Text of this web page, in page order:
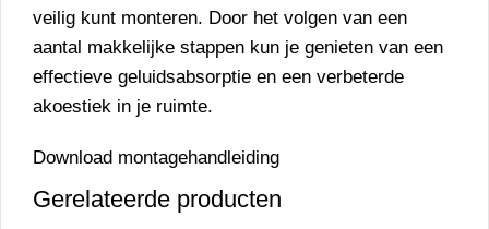
veilig kunt monteren. Door het volgen van een
aantal makkelijke stappen kun je genieten van een
effectieve geluidsabsorptie en een verbeterde
akoestiek in je ruimte.
Download montagehandleiding
Gerelateerde producten